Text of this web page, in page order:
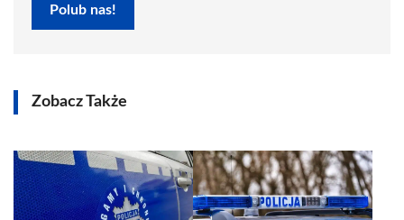
Polub nas!
Zobacz Także